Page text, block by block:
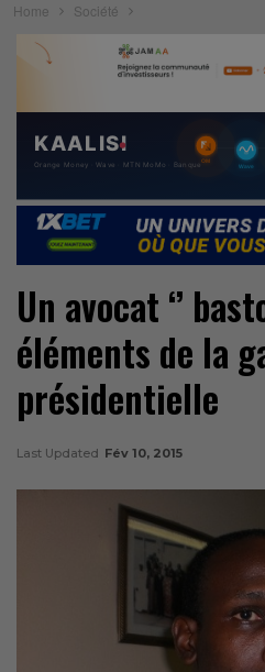
Home Société
Un avocat ‘’
éléments de la
présidentielle
Last Updated Fév 10, 2015